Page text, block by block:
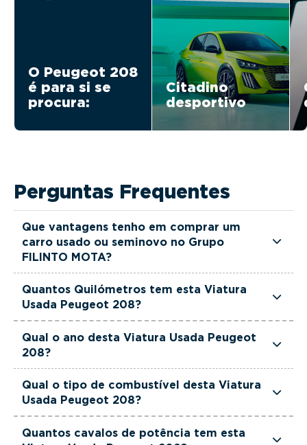
O Peugeot 208
é para si se
procura:
Citadino
desportivo
Perguntas Frequentes
Que vantagens tenho em comprar um
carro usado ou seminovo no Grupo
FILINTO MOTA?
FILINTO MOTA são rigorosamente selecionadas
quilómetros reais garantidos. Além disso, dispõe
de uma equipa de gestores comerciais dedicada,
pronta a ajudá-lo a encontrar a viatura que
melhor se adapta às suas necessidades e ao seu
orçamento.
Quantos Quilómetros tem esta Viatura
Usada Peugeot 208?
actualmente 20919 km.
Qual o ano desta Viatura Usada Peugeot
208?
Qual o tipo de combustível desta Viatura
Usada Peugeot 208?
com uma motorização Gasolina.
Quantos cavalos de potência tem esta